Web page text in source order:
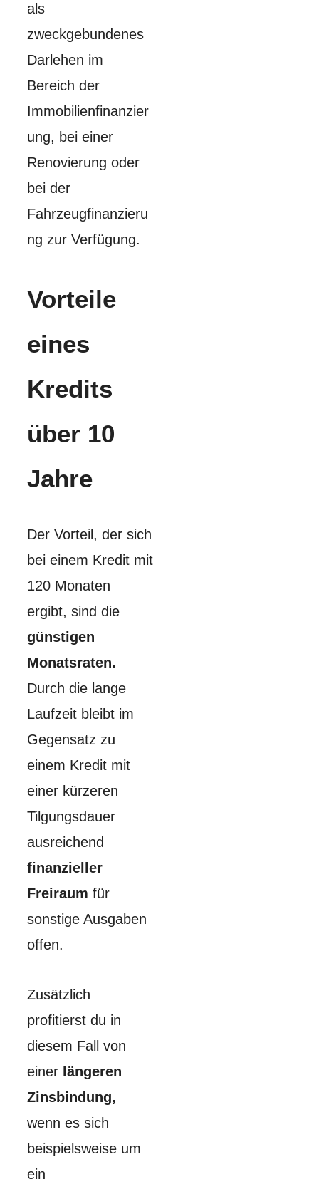
als
zweckgebundenes
Darlehen im
Bereich der
Immobilienfinanzier
ung, bei einer
Renovierung oder
bei der
Fahrzeugfinanzieru
ng zur Verfügung.
Vorteile
eines
Kredits
über 10
Jahre
Der Vorteil, der sich
bei einem Kredit mit
120 Monaten
ergibt, sind die
günstigen
Monatsraten.
Durch die lange
Laufzeit bleibt im
Gegensatz zu
einem Kredit mit
einer kürzeren
Tilgungsdauer
ausreichend
finanzieller
Freiraum für
sonstige Ausgaben
offen.
Zusätzlich
profitierst du in
diesem Fall von
einer längeren
Zinsbindung,
wenn es sich
beispielsweise um
ein